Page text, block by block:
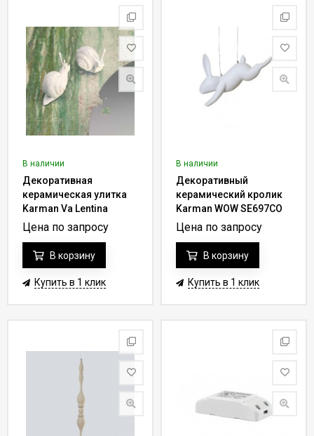
В наличии
Декоративная
керамическая улитка
Karman Va Lentina
AC115 0B INT
Цена по запросу
В корзину
Купить в 1 клик
В наличии
Декоративный
керамический кролик
Karman WOW SE697CO
Цена по запросу
В корзину
Купить в 1 клик